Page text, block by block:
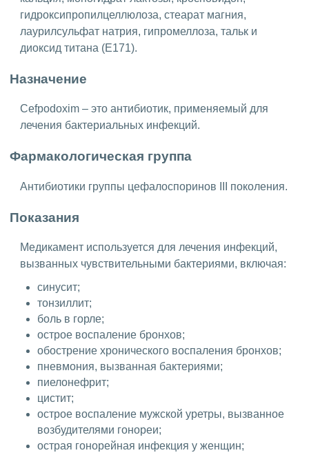
гидроксипропилцеллюлоза, стеарат магния,
лаурилсульфат натрия, гипромеллоза, тальк и
диоксид титана (Е171).
Назначение
Cefpodoxim – это антибиотик, применяемый для
лечения бактериальных инфекций.
Фармакологическая группа
Антибиотики группы цефалоспоринов III поколения.
Показания
Медикамент используется для лечения инфекций,
вызванных чувствительными бактериями, включая:
синусит;
тонзиллит;
боль в горле;
острое воспаление бронхов;
обострение хронического воспаления бронхов;
пневмония, вызванная бактериями;
пиелонефрит;
цистит;
острое воспаление мужской уретры, вызванное
возбудителями гонореи;
острая гонорейная инфекция у женщин;